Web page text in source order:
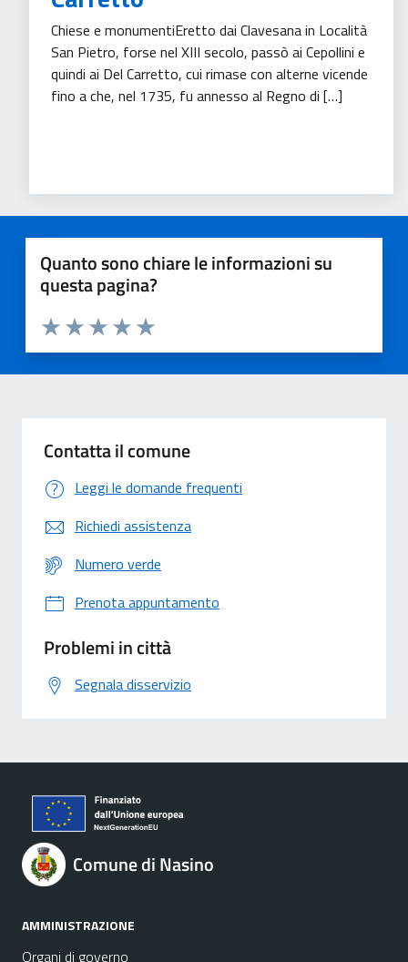
Chiese e monumentiEretto dai Clavesana in Località
San Pietro, forse nel XIII secolo, passò ai Cepollini e
quindi ai Del Carretto, cui rimase con alterne vicende
fino a che, nel 1735, fu annesso al Regno di […]
Quanto sono chiare le informazioni su
questa pagina?
Valuta 5 stelle su 5
Valuta 4 stelle su 5
Valuta 3 stelle su 5
Valuta 2 stelle su 5
Valuta 1 stelle su 5
Contatta il comune
Leggi le domande frequenti
Richiedi assistenza
Numero verde
Prenota appuntamento
Problemi in città
Segnala disservizio
Comune di Nasino
AMMINISTRAZIONE
Organi di governo